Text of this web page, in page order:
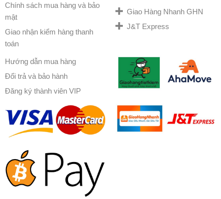
Chính sách mua hàng và bảo
mật
Giao nhận kiểm hàng thanh
toán
Hướng dẫn mua hàng
Đổi trả và bảo hành
Đăng ký thành viên VIP
Giao Hàng Nhanh GHN
J&T Express